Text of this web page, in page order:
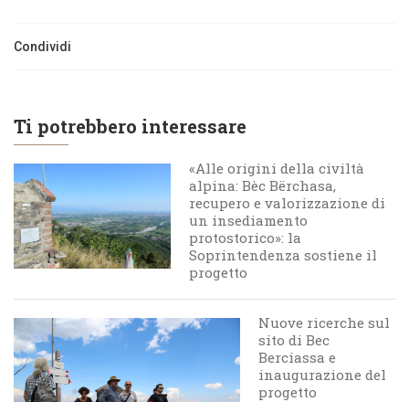
Condividi
Ti potrebbero interessare
«Alle origini della civiltà
alpina: Bèc Bërchasa,
recupero e valorizzazione di
un insediamento
protostorico»: la
Soprintendenza sostiene il
progetto
Nuove ricerche sul
sito di Bec
Berciassa e
inaugurazione del
progetto